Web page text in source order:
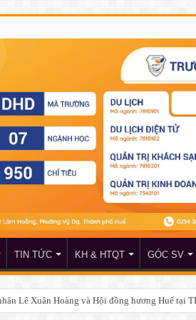
TIN TỨC KH & HTQT GÓC SV
Lê Xuân Hoàng và Hội đồng hương Huế tại